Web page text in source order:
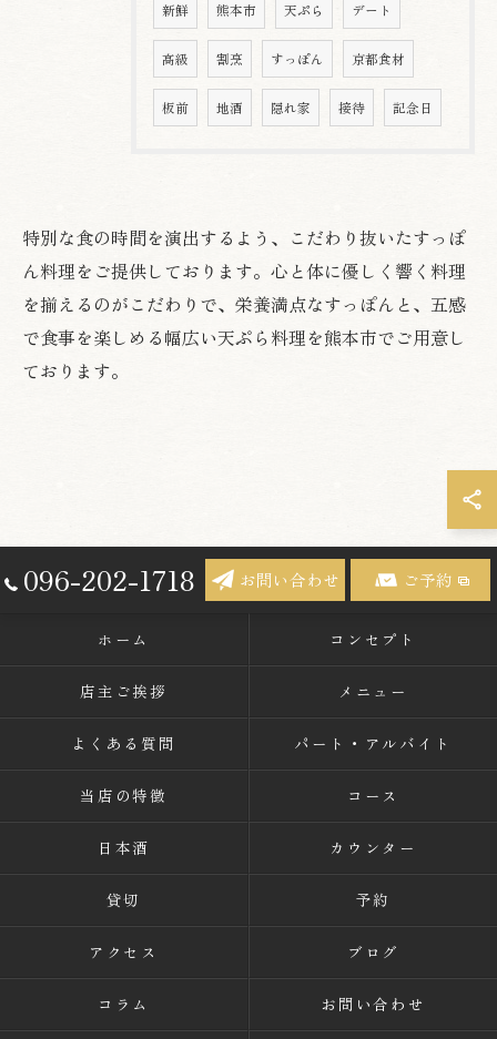
新鮮 熊本市 天ぷら デート
高級 割烹 すっぽん 京都食材
板前 地酒 隠れ家 接待 記念日
特別な食の時間を演出するよう、こだわり抜いたすっぽ
ん料理をご提供しております。心と体に優しく響く料理
を揃えるのがこだわりで、栄養満点なすっぽんと、五感
で食事を楽しめる幅広い天ぷら料理を熊本市でご用意し
ております。
096-202-1718 お問い合わせ ご予約
ホーム コンセプト
店主ご挨拶 メニュー
よくある質問 パート・アルバイト
当店の特徴 コース
日本酒 カウンター
貸切 予約
アクセス ブログ
コラム お問い合わせ